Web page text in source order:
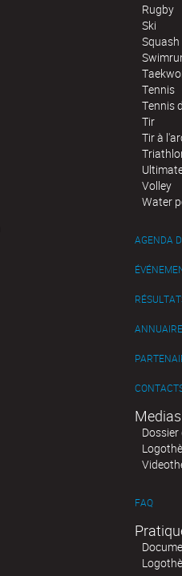
Rugby
Ski
Squash
Tennis
Tennis
Tir
Tir à
Volley
Water
AGENDA
ANNUAIRE
Medias
FAQ